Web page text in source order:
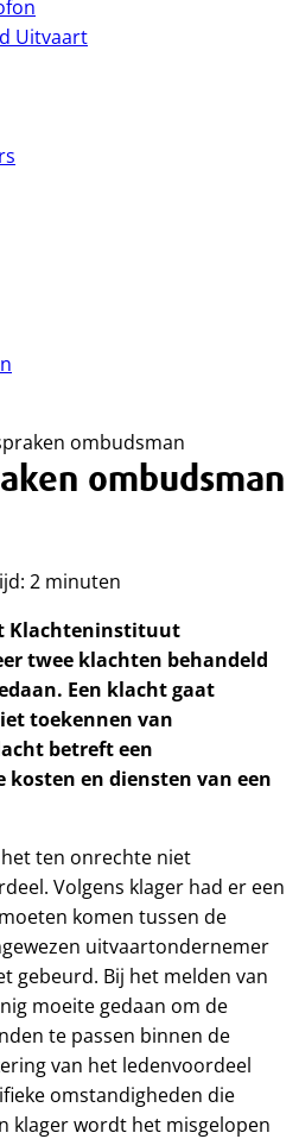
Uitvaart
ombudsman
ombudsman
2 minuten
Klachteninstituut
twee klachten behandeld
Een klacht gaat
toekennen van
betreft een
kosten en diensten van een
ten onrechte niet
Volgens klager had er een
komen tussen de
uitvaartondernemer
gebeurd. Bij het melden van
moeite gedaan om de
te passen binnen de
van het ledenvoordeel
omstandigheden die
klager wordt het misgelopen